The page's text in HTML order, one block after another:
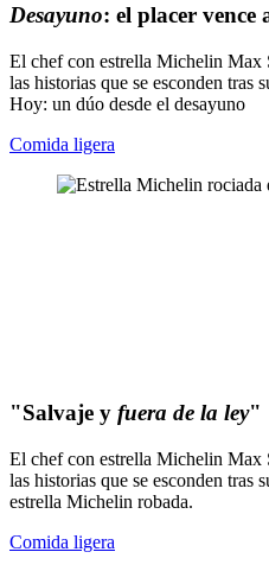
Desayuno: el placer vence
El chef con estrella Michelin Max
las historias que se esconden tras
Hoy: un dúo desde el desayuno
Comida ligera
"Salvaje y fuera de la ley"
El chef con estrella Michelin Max
las historias que se esconden tras
estrella Michelin robada.
Comida ligera